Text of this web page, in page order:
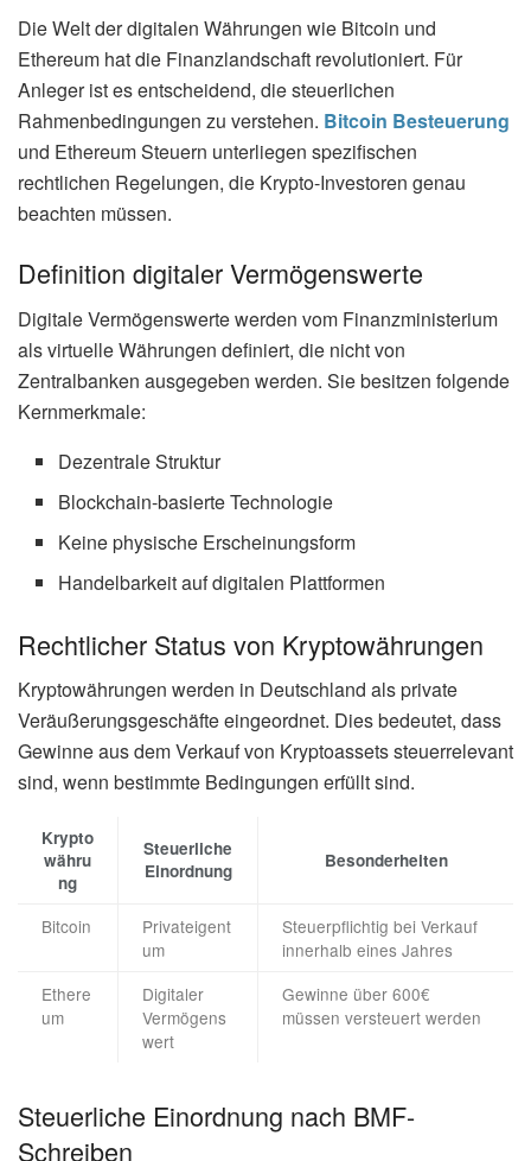
Die Welt der digitalen Währungen wie Bitcoin und
Ethereum hat die Finanzlandschaft revolutioniert. Für
Anleger ist es entscheidend, die steuerlichen
Rahmenbedingungen zu verstehen. Bitcoin Besteuerung
und Ethereum Steuern unterliegen spezifischen
rechtlichen Regelungen, die Krypto-Investoren genau
beachten müssen.
Definition digitaler Vermögenswerte
Digitale Vermögenswerte werden vom Finanzministerium
als virtuelle Währungen definiert, die nicht von
Zentralbanken ausgegeben werden. Sie besitzen folgende
Kernmerkmale:
Dezentrale Struktur
Blockchain-basierte Technologie
Keine physische Erscheinungsform
Handelbarkeit auf digitalen Plattformen
Rechtlicher Status von Kryptowährungen
Kryptowährungen werden in Deutschland als private
Veräußerungsgeschäfte eingeordnet. Dies bedeutet, dass
Gewinne aus dem Verkauf von Kryptoassets steuerrelevant
sind, wenn bestimmte Bedingungen erfüllt sind.
Krypto
währu
ng
Steuerliche
Einordnung
Besonderheiten
Bitcoin
Privateigent
um
Steuerpflichtig bei Verkauf
innerhalb eines Jahres
Ethere
um
Digitaler
Vermögens
wert
Gewinne über 600€
müssen versteuert werden
Steuerliche Einordnung nach BMF-
Schreiben